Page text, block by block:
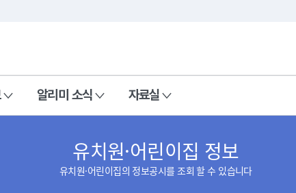
알리미 소식 자료실
유치원·어린이집 정보
유치원·어린이집의 정보공시를 조회 할 수 있습니다